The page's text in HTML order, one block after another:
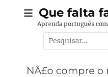
Que falta
Aprenda português
Pesquisar
por:
NÃ£o compre o